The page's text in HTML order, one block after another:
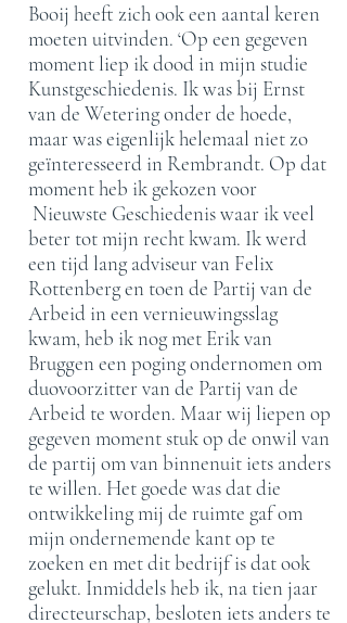
Booij heeft zich ook een aantal keren
moeten uitvinden. ‘Op een gegeven
moment liep ik dood in mijn studie
Kunstgeschiedenis. Ik was bij Ernst
van de Wetering onder de hoede,
maar was eigenlijk helemaal niet zo
geïnteresseerd in Rembrandt. Op dat
moment heb ik gekozen voor
Nieuwste Geschiedenis waar ik veel
beter tot mijn recht kwam. Ik werd
een tijd lang adviseur van Felix
Rottenberg en toen de Partij van de
Arbeid in een vernieuwingsslag
kwam, heb ik nog met Erik van
Bruggen een poging ondernomen om
duovoorzitter van de Partij van de
Arbeid te worden. Maar wij liepen op
gegeven moment stuk op de onwil van
de partij om van binnenuit iets anders
te willen. Het goede was dat die
ontwikkeling mij de ruimte gaf om
mijn ondernemende kant op te
zoeken en met dit bedrijf is dat ook
gelukt. Inmiddels heb ik, na tien jaar
directeurschap, besloten iets anders te